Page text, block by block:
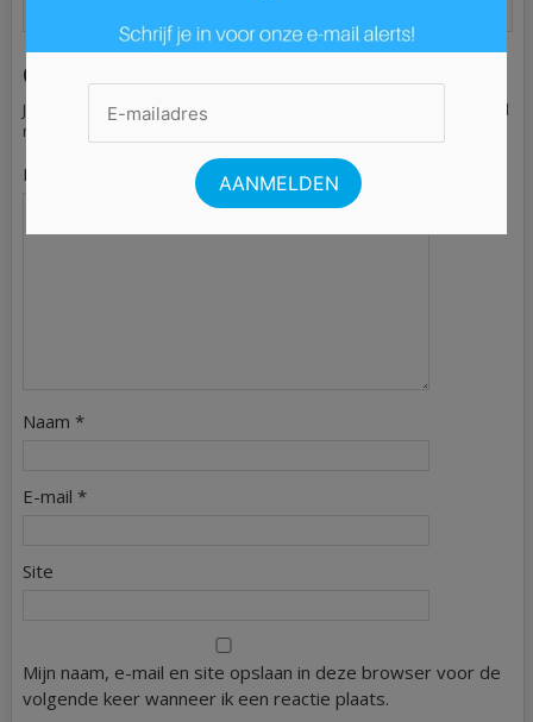
Geef een reactie
Je e-mailadres wordt niet gepubliceerd.
Vereiste velden zijn gemarkeerd
met
Reactie
Naam *
E-mail *
Site
Mijn naam, e-mail en site opslaan in deze browser voor de
volgende keer wanneer ik een reactie plaats.